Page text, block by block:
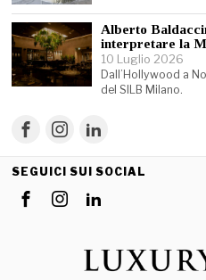
Alberto
interpretare la
10 Luglio 2026
Dall’Hollywood a
del SILB Milano.
SEGUICI SUI SOCIAL